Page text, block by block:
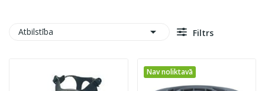
Atbilstība  Filtrs
Nav noliktavā